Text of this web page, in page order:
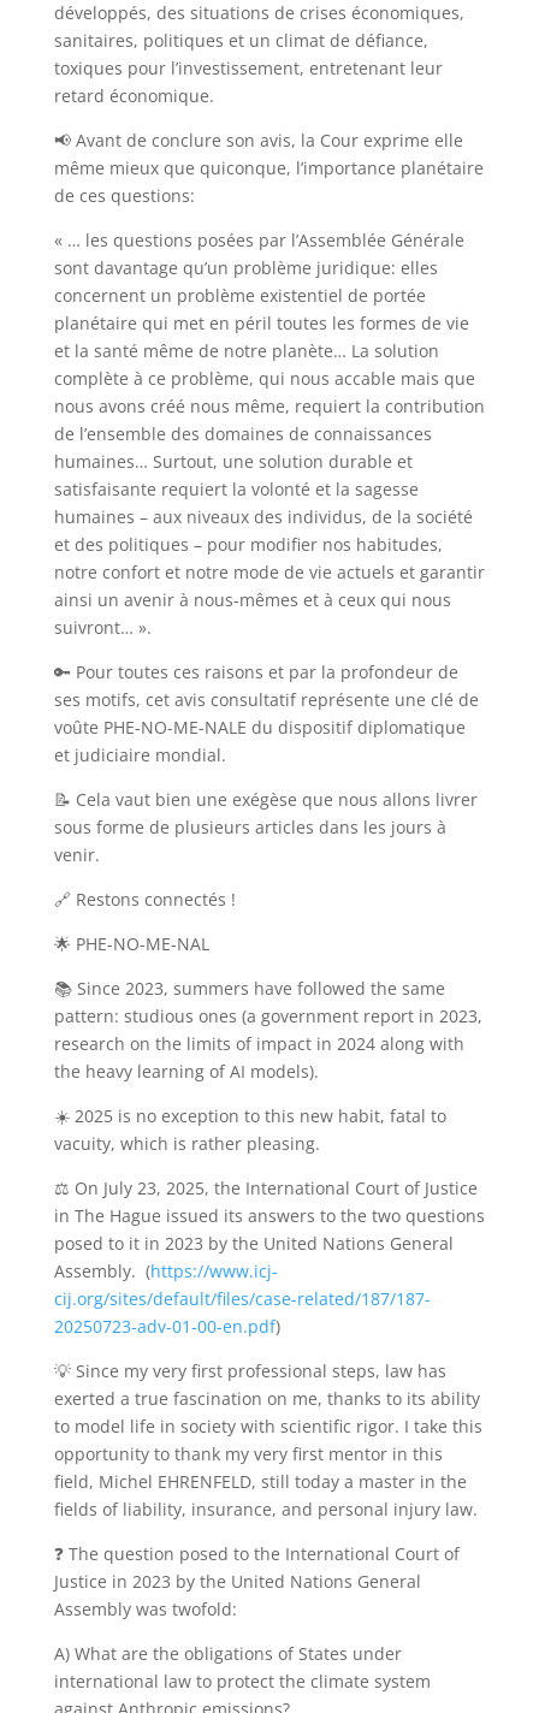
développés, des situations de crises économiques,
sanitaires, politiques et un climat de défiance,
toxiques pour l’investissement, entretenant leur
retard économique.
📢 Avant de conclure son avis, la Cour exprime elle
même mieux que quiconque, l’importance planétaire
de ces questions:
« … les questions posées par l’Assemblée Générale
sont davantage qu’un problème juridique: elles
concernent un problème existentiel de portée
planétaire qui met en péril toutes les formes de vie
et la santé même de notre planète… La solution
complète à ce problème, qui nous accable mais que
nous avons créé nous même, requiert la contribution
de l’ensemble des domaines de connaissances
humaines… Surtout, une solution durable et
satisfaisante requiert la volonté et la sagesse
humaines – aux niveaux des individus, de la société
et des politiques – pour modifier nos habitudes,
notre confort et notre mode de vie actuels et garantir
ainsi un avenir à nous-mêmes et à ceux qui nous
suivront… ».
🔑 Pour toutes ces raisons et par la profondeur de
ses motifs, cet avis consultatif représente une clé de
voûte PHE-NO-ME-NALE du dispositif diplomatique
et judiciaire mondial.
📝 Cela vaut bien une exégèse que nous allons livrer
sous forme de plusieurs articles dans les jours à
venir.
🔗 Restons connectés !
🌟 PHE-NO-ME-NAL
📚 Since 2023, summers have followed the same
pattern: studious ones (a government report in 2023,
research on the limits of impact in 2024 along with
the heavy learning of AI models).
☀️ 2025 is no exception to this new habit, fatal to
vacuity, which is rather pleasing.
⚖️ On July 23, 2025, the International Court of Justice
in The Hague issued its answers to the two questions
posed to it in 2023 by the United Nations General
Assembly. (https://www.icj-
cij.org/sites/default/files/case-related/187/187-
20250723-adv-01-00-en.pdf)
💡 Since my very first professional steps, law has
exerted a true fascination on me, thanks to its ability
to model life in society with scientific rigor. I take this
opportunity to thank my very first mentor in this
field, Michel EHRENFELD, still today a master in the
fields of liability, insurance, and personal injury law.
❓ The question posed to the International Court of
Justice in 2023 by the United Nations General
Assembly was twofold:
A) What are the obligations of States under
international law to protect the climate system